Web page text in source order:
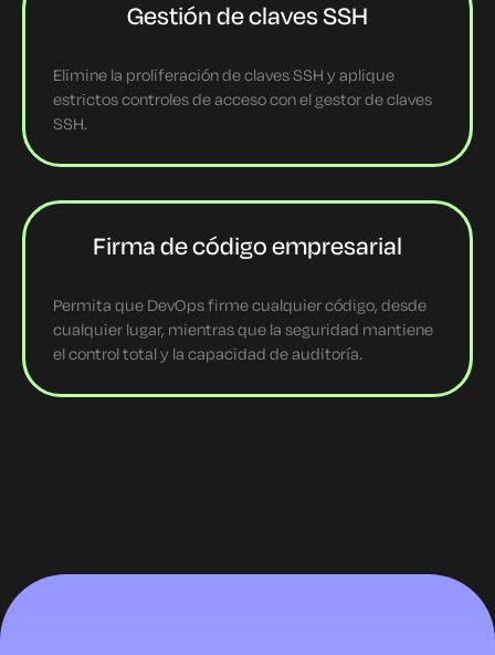
Gestión de claves SSH
Elimine la proliferación de claves SSH y aplique
estrictos controles de acceso con el gestor de claves
SSH.
Firma de código empresarial
Permita que DevOps firme cualquier código, desde
cualquier lugar, mientras que la seguridad mantiene
el control total y la capacidad de auditoría.